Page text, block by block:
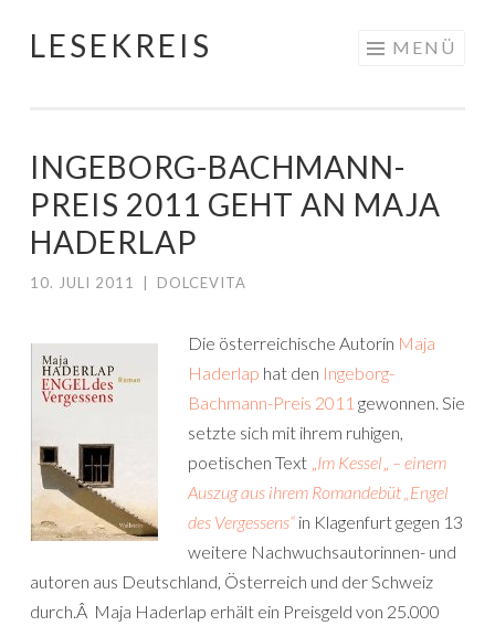
Springe
LESEKREIS MENÜ
INGEBORG-BACHMANN-
PREIS 2011 GEHT AN MAJA
HADERLAP
10. JULI 2011 DOLCEVITA
Die österreichische Autorin Maja
Haderlap hat den Ingeborg-
Bachmann-Preis 2011 gewonnen. Sie
setzte sich mit ihrem ruhigen,
poetischen Text „Im Kessel„ – einem
Auszug aus ihrem Romandebüt „Engel
des Vergessens“ in Klagenfurt gegen 13
weitere Nachwuchsautorinnen- und
autoren aus Deutschland, Österreich und der Schweiz
durch.Â Maja Haderlap erhält ein Preisgeld von 25.000